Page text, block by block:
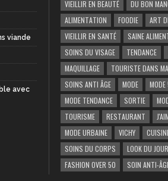
viande
avec
VIEILLIR EN BEAUTÉ
DU BON
ALIMENTATION
FOODIE
ART
VIEILLIR EN SANTÉ
SAINE
SOINS DU VISAGE
TENDANCE
MAQUILLAGE
TOURISTE DANS
SOINS ANTI ÂGE
MODE
MODE TENDANCE
SORTIE
TOURISME
RESTAURANT
MODE URBAINE
VICHY
SOINS DU CORPS
LOOK DU JOUR
FASHION OVER 50
SOIN ANTI-